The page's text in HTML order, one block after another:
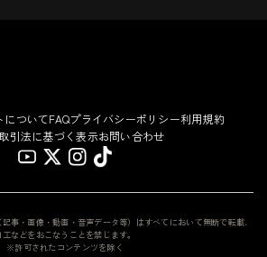
についてFAQプライバシーポリシー利用規約
引法に基づく表示お問い合わせ
事・画像・動画・音声データ等）はすべてにおいて無断で転載、
工などをおこなうことを禁じます。
※許可されたコンテンツを除く